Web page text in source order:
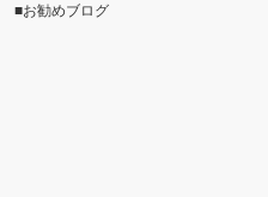
■お勧めブログ